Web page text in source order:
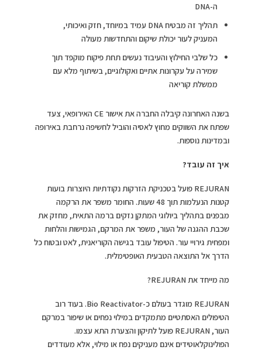
ה-DNA
תהליך זה מבטיח DNA עמיד במיוחד, חזק ואיכותי,
המעניק לעור יכולת שיקום והתחדשות מעולה
כל שלבי החילוץ והעיבוד נעשים תחת פיקוח מוקפד תוך
שמירה על עקרונות אתיים ואקולוגיים, בשיתוף מלא עם
ממשלת קוריאה
בשנה האחרונה קיבלה החברה את אישור CE האירופאי, צעד
שפתח את השווקים מחוץ לאסיה והוביל לחשיפה נרחבת באירופה
ובמדינות נוספות.
איך זה עובד?
REJURAN פועל בטכניקת הזרקות נקודתיות היוצרות בועות
קטנות הנעלמות תוך 48 שעות. החומר משפר את הרקמה
מבפנים בתהליך ביולוגי המתקן נזקים ברמה התאית, מחזק את
שכבת ההגנה של העור, משפר את המרקם, הגמישות והלחות
ומפחית גירויי עור. הטיפול עובד בגישה הקוריאנית, לאט ובטוח כל
הדרך אל התוצאה הטבעית האופטימלית.
מה מייחד את REJURAN?
REJURAN מוגדר בעולם כ-Bio Reactivator. בעוד רוב
הטיפולים האסתטיים מתמקדים במילוי נפחים או שיפור במרקם
העור, REJURAN פועל לתיקון והצערת התא עצמו.
הפולינוקלאוטידים אינם מעניקים נפח או מילוי, אלא מעודדים